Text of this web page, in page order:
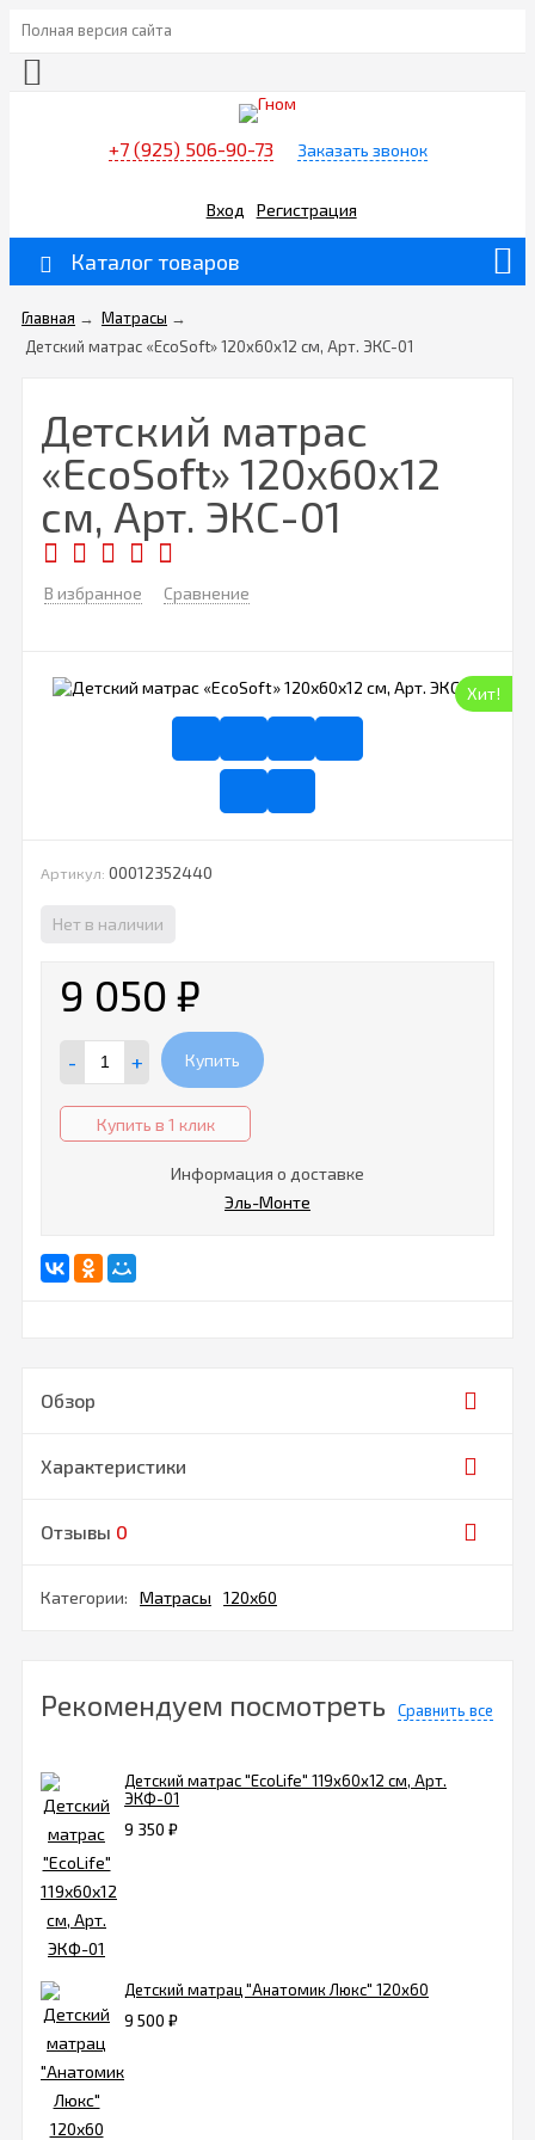
Полная версия сайта
+7 (925) 506-90-73 Заказать звонок
Вход Регистрация
Каталог товаров
Главная → Матрасы →
Детский матрас «EcoSoft» 120х60х12 см, Арт. ЭКС-01
Детский матрас
«EcoSoft» 120х60х12
см, Арт. ЭКС-01
В избранное Сравнение
Хит!
Артикул: 00012352440
Нет в наличии
9 050 ₽
- + Купить
Купить в 1 клик
Информация о доставке
Эль-Монте
Обзор
Характеристики
Отзывы 0
Категории: Матрасы 120х60
Рекомендуем посмотреть Сравнить все
Детский матрас "EcoLife" 119х60х12 см, Арт.
ЭКФ-01
9 350 ₽
Детский матрац "Анатомик Люкс" 120х60
9 500 ₽